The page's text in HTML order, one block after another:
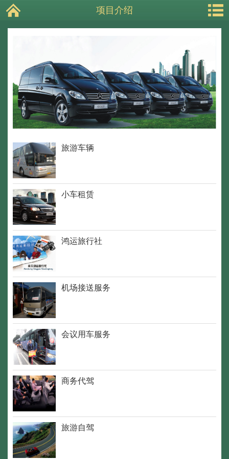
项目介绍
旅游车辆
小车租赁
鸿运旅行社
机场接送服务
会议用车服务
商务代驾
旅游自驾